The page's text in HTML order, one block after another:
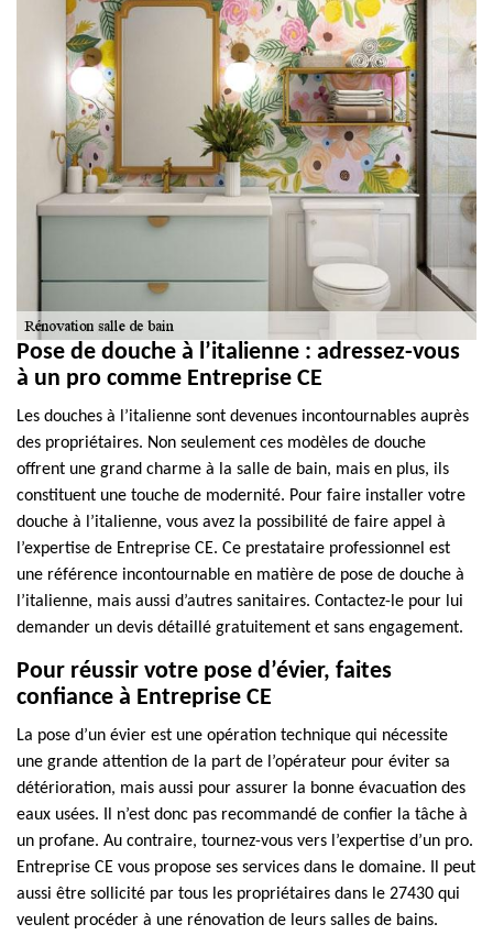
Pose de douche à l’italienne : adressez-vous
à un pro comme Entreprise CE
Les douches à l’italienne sont devenues incontournables auprès
des propriétaires. Non seulement ces modèles de douche
offrent une grand charme à la salle de bain, mais en plus, ils
constituent une touche de modernité. Pour faire installer votre
douche à l’italienne, vous avez la possibilité de faire appel à
l’expertise de Entreprise CE. Ce prestataire professionnel est
une référence incontournable en matière de pose de douche à
l’italienne, mais aussi d’autres sanitaires. Contactez-le pour lui
demander un devis détaillé gratuitement et sans engagement.
Pour réussir votre pose d’évier, faites
confiance à Entreprise CE
La pose d’un évier est une opération technique qui nécessite
une grande attention de la part de l’opérateur pour éviter sa
détérioration, mais aussi pour assurer la bonne évacuation des
eaux usées. Il n’est donc pas recommandé de confier la tâche à
un profane. Au contraire, tournez-vous vers l’expertise d’un pro.
Entreprise CE vous propose ses services dans le domaine. Il peut
aussi être sollicité par tous les propriétaires dans le 27430 qui
veulent procéder à une rénovation de leurs salles de bains.